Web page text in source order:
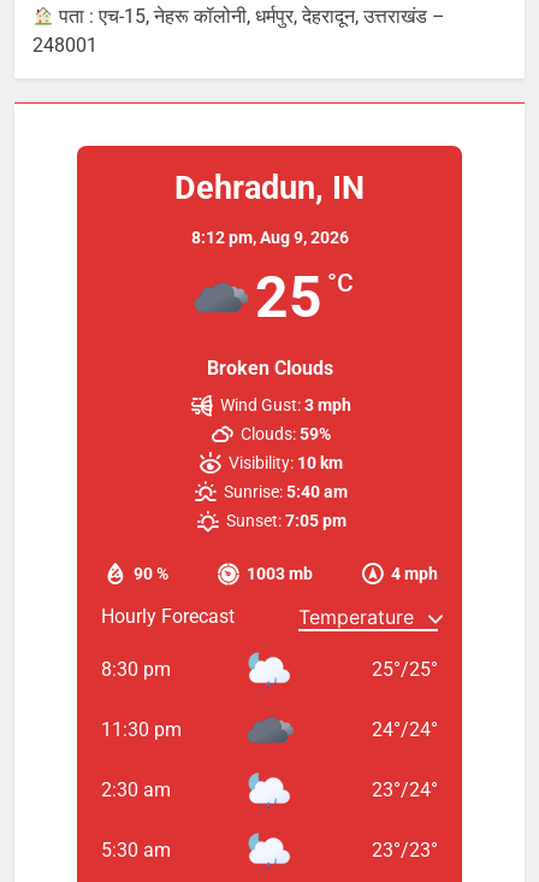
पता : एच-15, नेहरू कॉलोनी, धर्मपुर, देहरादून, उत्तराखंड –
248001
Dehradun, IN
8:12 pm,Aug 9, 2026
25 °C
Broken Clouds
90 % 1003 mb 4 mph
Wind Gust:3 mph
Clouds:59%
Visibility: 10 km
Sunrise:5:40 am
Sunset: 7:05 pm
Hourly Forecast
8:30 pm 25°/25°
11:30 pm 24°/24°
2:30 am 23°/24°
5:30 am 23°/23°